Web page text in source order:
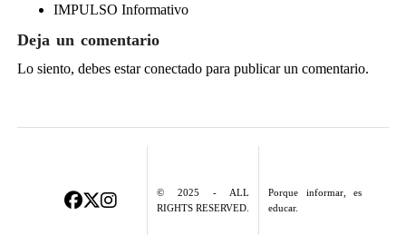
IMPULSO Informativo
Deja un comentario
Lo siento, debes estarconectadopara publicar un comentario.
© 2025 - ALL
RIGHTS RESERVED.
Porque informar, es
educar.